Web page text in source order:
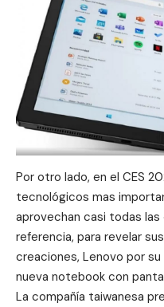
Por otro lado, en el CES
tecnológicos mas
aprovechan casi todas
referencia, para revelar
creaciones, Lenovo por
nueva notebook con
La compañía taiwanesa